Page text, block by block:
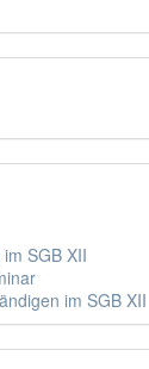
SGB XII
im SGB XII